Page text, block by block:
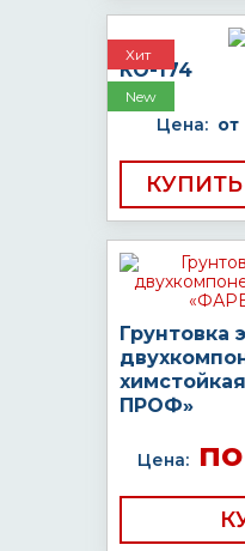
Хит
New
КО-174
Цена: от
КУПИТЬ
Грунтовка
ПРОФ»
Цена:по